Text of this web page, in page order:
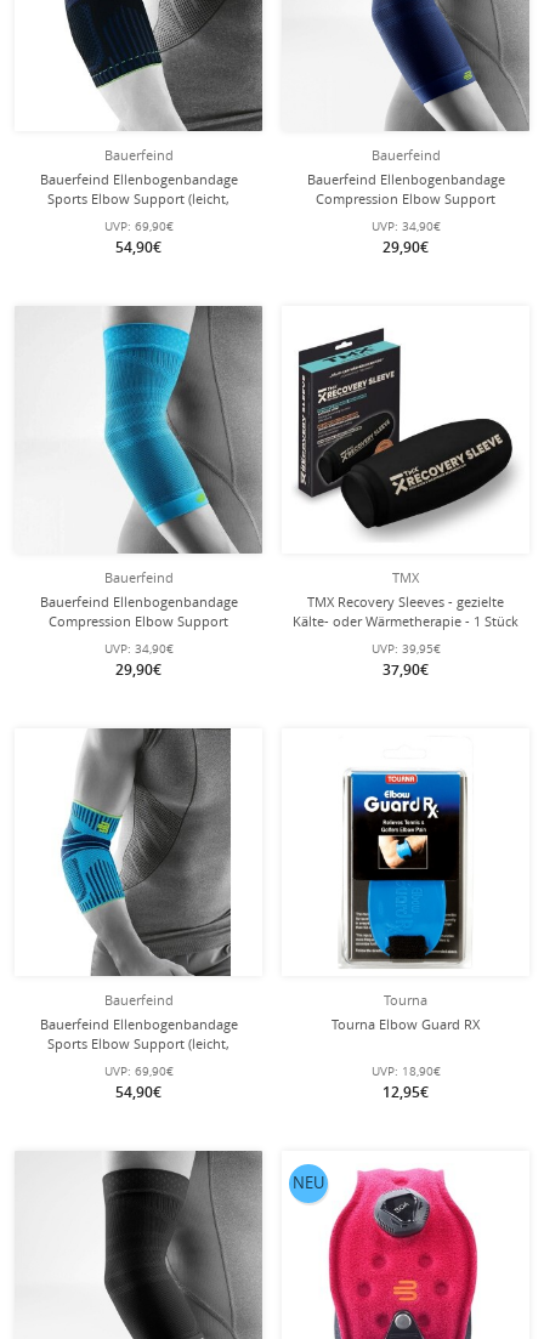
Bauerfeind
Bauerfeind Ellenbogenbandage
Sports Elbow Support (leicht,
komfortabel) schwarz/blau - 1 Stück
UVP: 69,90€
54,90€
Bauerfeind
Bauerfeind Ellenbogenbandage
Compression Elbow Support
(nahtloses Kompressionsgestrick)
navyblau 1er
UVP: 34,90€
29,90€
Bauerfeind
Bauerfeind Ellenbogenbandage
Compression Elbow Support
(nahtloses Kompressionsgestrick)
hellblau 1er
UVP: 34,90€
29,90€
TMX
TMX Recovery Sleeves - gezielte
Kälte- oder Wärmetherapie - 1 Stück
UVP: 39,95€
37,90€
Bauerfeind
Bauerfeind Ellenbogenbandage
Sports Elbow Support (leicht,
komfortabel) riverablau - 1 Stück
UVP: 69,90€
54,90€
Tourna
Tourna Elbow Guard RX
UVP: 18,90€
12,95€
NEU